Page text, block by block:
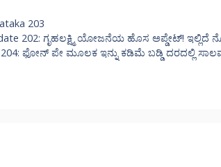
203
202: ಗೃಹಲಕ್ಷ್ಮಿ ಯೋಜನೆಯ ಹೊಸ ಅಪ್ಡೇಟ್!
204: ಫೋನ್ ಪೇ ಮೂಲಕ ಇನ್ನು ಕಡಿಮೆ ಬಡ್ಡಿ ದರದಲ್ಲಿ